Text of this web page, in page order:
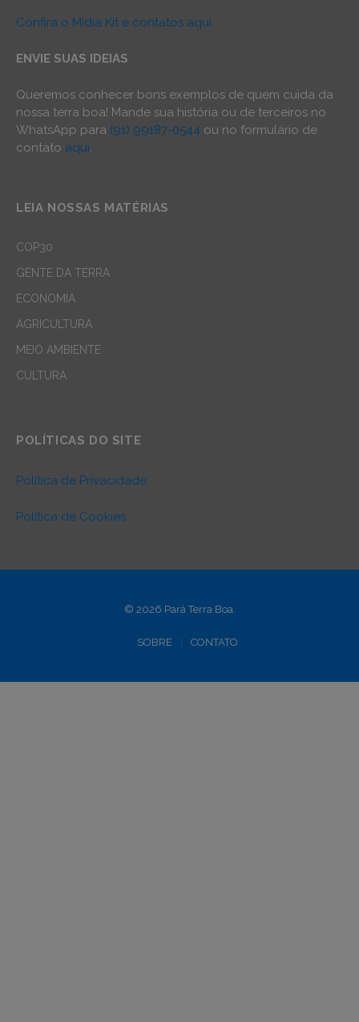
Confira o Mídia Kit e contatos aqui
ENVIE SUAS IDEIAS
Queremos conhecer bons exemplos de quem cuida da
nossa terra boa! Mande sua história ou de terceiros no
WhatsApp para (91) 99187-0544 ou no formulário de
contato aqui.
LEIA NOSSAS MATÉRIAS
COP30
GENTE DA TERRA
ECONOMIA
AGRICULTURA
MEIO AMBIENTE
CULTURA
POLÍTICAS DO SITE
Política de Privacidade
Política de Cookies
© 2026 Pará Terra Boa.
SOBRE CONTATO